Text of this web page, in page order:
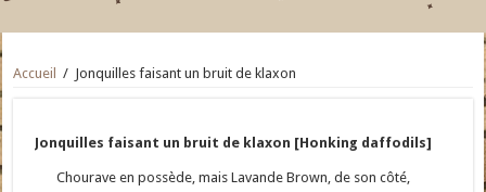
Accueil / Jonquilles faisant un bruit de klaxon
Jonquilles faisant un bruit de klaxon [Honking daffodils]
Chourave en possède, mais Lavande Brown, de son côté,